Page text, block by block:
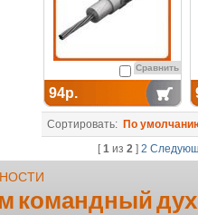
Сравнить
94р.
Сортировать: По
[1из 2] 2
командный